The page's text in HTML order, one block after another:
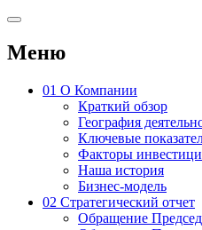
Меню
01 О Компании
Краткий обзор
География
Ключевые
Факторы
Наша история
Бизнес-модель
02 Стратегический отчет
Обращение